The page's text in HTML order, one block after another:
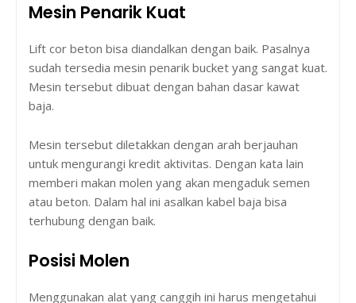
Mesin Penarik Kuat
Lift cor beton bisa diandalkan dengan baik. Pasalnya
sudah tersedia mesin penarik bucket yang sangat kuat.
Mesin tersebut dibuat dengan bahan dasar kawat
baja.
Mesin tersebut diletakkan dengan arah berjauhan
untuk mengurangi kredit aktivitas. Dengan kata lain
memberi makan molen yang akan mengaduk semen
atau beton. Dalam hal ini asalkan kabel baja bisa
terhubung dengan baik.
Posisi Molen
Menggunakan alat yang canggih ini harus mengetahui